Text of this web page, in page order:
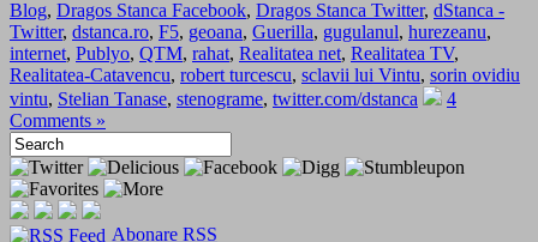
Blog, Dragos Stanca Facebook, Dragos Stanca Twitter, dStanca -
Twitter, dstanca.ro, F5, geoana, Guerilla, gugulanul, hurezeanu,
internet, Publyo, QTM, rahat, Realitatea net, Realitatea TV,
Realitatea-Catavencu, robert turcescu, sclavii lui Vintu, sorin ovidiu
vintu, Stelian Tanase, stenograme, twitter.com/dstanca
4
Comments »
Abonare RSS